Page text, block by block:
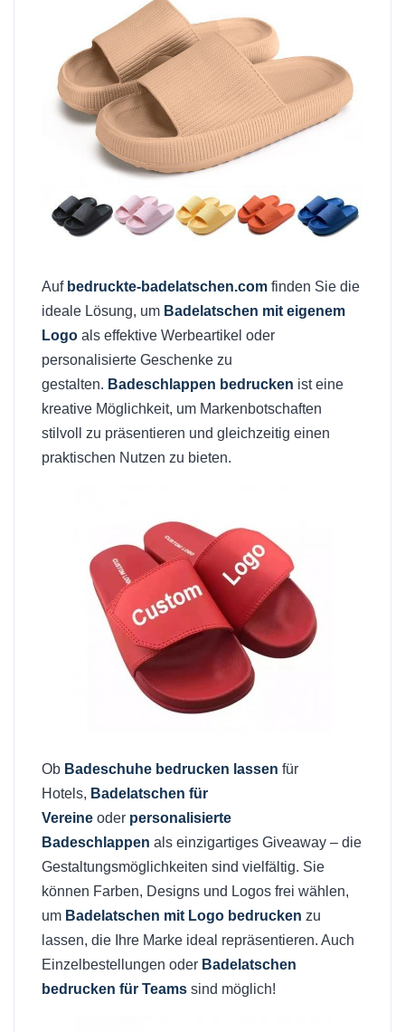
Auf bedruckte-badelatschen.com finden Sie die
ideale Lösung, um Badelatschen mit eigenem
Logo als effektive Werbeartikel oder
personalisierte Geschenke zu
gestalten. Badeschlappen bedrucken ist eine
kreative Möglichkeit, um Markenbotschaften
stilvoll zu präsentieren und gleichzeitig einen
praktischen Nutzen zu bieten.
Ob Badeschuhe bedrucken lassen für
Hotels, Badelatschen für
Vereine oder personalisierte
Badeschlappen als einzigartiges Giveaway – die
Gestaltungsmöglichkeiten sind vielfältig. Sie
können Farben, Designs und Logos frei wählen,
um Badelatschen mit Logo bedrucken zu
lassen, die Ihre Marke ideal repräsentieren. Auch
Einzelbestellungen oder Badelatschen
bedrucken für Teams sind möglich!